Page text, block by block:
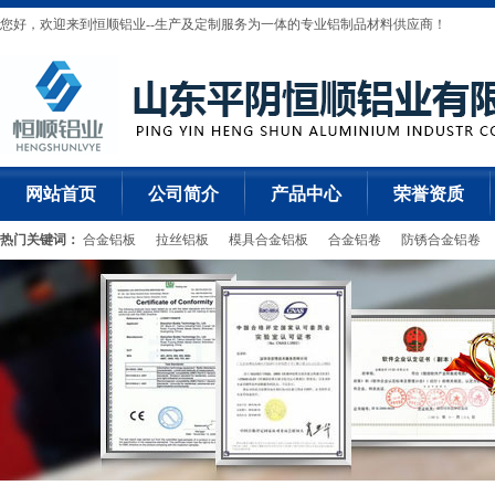
您好，欢迎来到恒顺铝业--生产及定制服务为一体的专业铝制品材料供应商！
网站首页 公司简介 产品中心 荣誉资质
热门关键词： 合金铝板 拉丝铝板 模具合金铝板 合金铝卷 防锈合金铝卷